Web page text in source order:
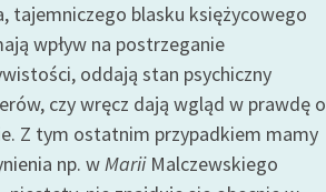
tajemniczego blasku księżycowego
wpływ na postrzeganie
oddają stan psychiczny
czy wręcz dają wgląd w prawdę o
Z tym ostatnim przypadkiem mamy
np. wMariiMalczewskiego